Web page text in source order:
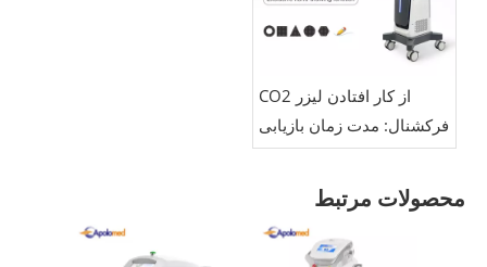
از کار افتادن لیزر CO2
فرکشنال: مدت زمان بازیابی
چقدر است؟
محصولات مرتبط